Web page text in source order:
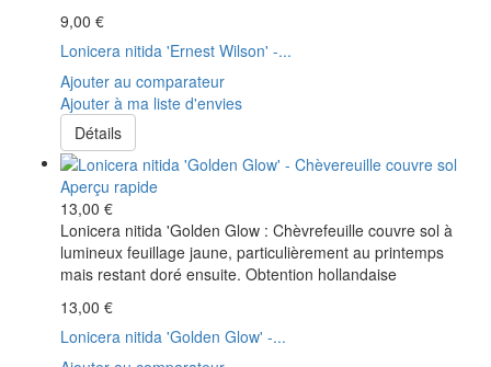
9,00 €
Lonicera nitida 'Ernest Wilson' -...
Ajouter au comparateur
Ajouter à ma liste d'envies
Détails
Aperçu rapide
13,00 €
Lonicera nitida 'Golden Glow : Chèvrefeuille couvre sol à
lumineux feuillage jaune, particulièrement au printemps
mais restant doré ensuite. Obtention hollandaise
13,00 €
Lonicera nitida 'Golden Glow' -...